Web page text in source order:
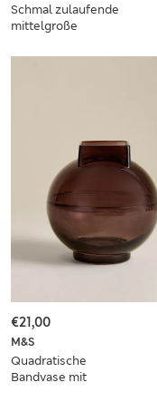
Schmal zulaufende
mittelgroße
M&S
Quadratische
Bandvase mit
€21,00